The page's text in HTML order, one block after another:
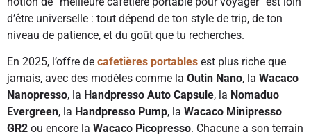
d’être universelle : tout dépend de ton style de trip, de ton
niveau de patience, et du goût que tu recherches.
En 2025, l’offre de cafetières portables est plus riche que
jamais, avec des modèles comme la Outin Nano, la Wacaco
Nanopresso, la Handpresso Auto Capsule, la Nomaduo
Evergreen, la Handpresso Pump, la Wacaco Minipresso
GR2 ou encore la Wacaco Picopresso. Chacune a son terrain